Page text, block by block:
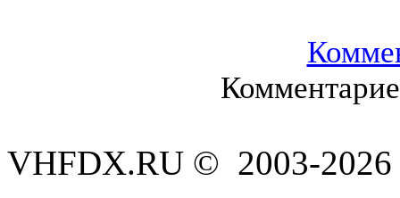
VHFDX.RU © 2003-2026